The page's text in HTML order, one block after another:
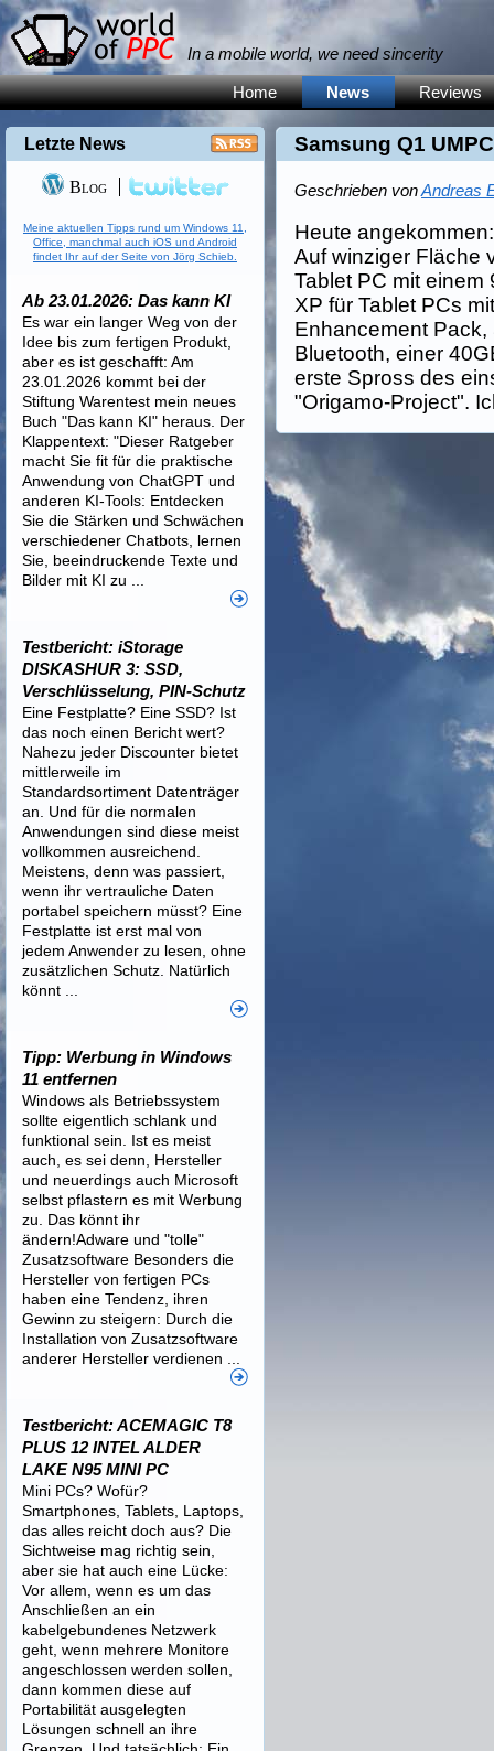
In a mobile world, we need sincerity
Home News Reviews
Samsung Q1 UMPC
Geschrieben vonAndreas
Heute
Auf winziger Fläche
Tablet PC mit
XP für Tablet PCs
Enhancement
Bluetooth, einer
erste Spross des
"Origamo-Project".
Letzte News
Blog
Meine aktuellen Tipps rund um Windows 11,
Office, manchmal auch iOS und Android
findet Ihr auf der Seite von Jörg Schieb.
Ab 23.01.2026: Das kann KI
Es war ein langer Weg von der
Idee bis zum fertigen Produkt,
aber es ist geschafft: Am
23.01.2026 kommt bei der
Stiftung Warentest mein neues
Buch "Das kann KI" heraus. Der
Klappentext: "Dieser Ratgeber
macht Sie fit für die praktische
Anwendung von ChatGPT und
anderen KI-Tools: Entdecken
Sie die Stärken und Schwächen
verschiedener Chatbots, lernen
Sie, beeindruckende Texte und
Bilder mit KI zu ...
Testbericht: iStorage
DISKASHUR 3: SSD,
Verschlüsselung, PIN-Schutz
Eine Festplatte? Eine SSD? Ist
das noch einen Bericht wert?
Nahezu jeder Discounter bietet
mittlerweile im
Standardsortiment Datenträger
an. Und für die normalen
Anwendungen sind diese meist
vollkommen ausreichend.
Meistens, denn was passiert,
wenn ihr vertrauliche Daten
portabel speichern müsst? Eine
Festplatte ist erst mal von
jedem Anwender zu lesen, ohne
zusätzlichen Schutz. Natürlich
könnt ...
Tipp: Werbung in Windows
11 entfernen
Windows als Betriebssystem
sollte eigentlich schlank und
funktional sein. Ist es meist
auch, es sei denn, Hersteller
und neuerdings auch Microsoft
selbst pflastern es mit Werbung
zu. Das könnt ihr
ändern!Adware und "tolle"
Zusatzsoftware Besonders die
Hersteller von fertigen PCs
haben eine Tendenz, ihren
Gewinn zu steigern: Durch die
Installation von Zusatzsoftware
anderer Hersteller verdienen ...
Testbericht: ACEMAGIC T8
PLUS 12 INTEL ALDER
LAKE N95 MINI PC
Mini PCs? Wofür?
Smartphones, Tablets, Laptops,
das alles reicht doch aus? Die
Sichtweise mag richtig sein,
aber sie hat auch eine Lücke:
Vor allem, wenn es um das
Anschließen an ein
kabelgebundenes Netzwerk
geht, wenn mehrere Monitore
angeschlossen werden sollen,
dann kommen diese auf
Portabilität ausgelegten
Lösungen schnell an ihre